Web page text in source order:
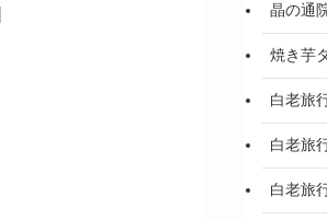
晶の通
焼き芋
白老旅
白老旅
白老旅